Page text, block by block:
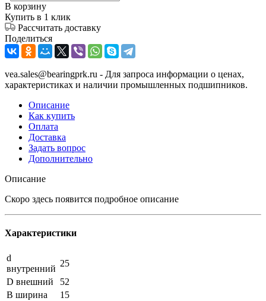
В корзину
Купить в 1 клик
Рассчитать доставку
Поделиться
vea.sales@bearingprk.ru - Для запроса информации о ценах,
характеристиках и наличии промышленных подшипников.
Описание
Как купить
Оплата
Доставка
Задать вопрос
Дополнительно
Описание
Скоро здесь появится подробное описание
Характеристики
d
внутренний
25
D внешний
52
B ширина
15